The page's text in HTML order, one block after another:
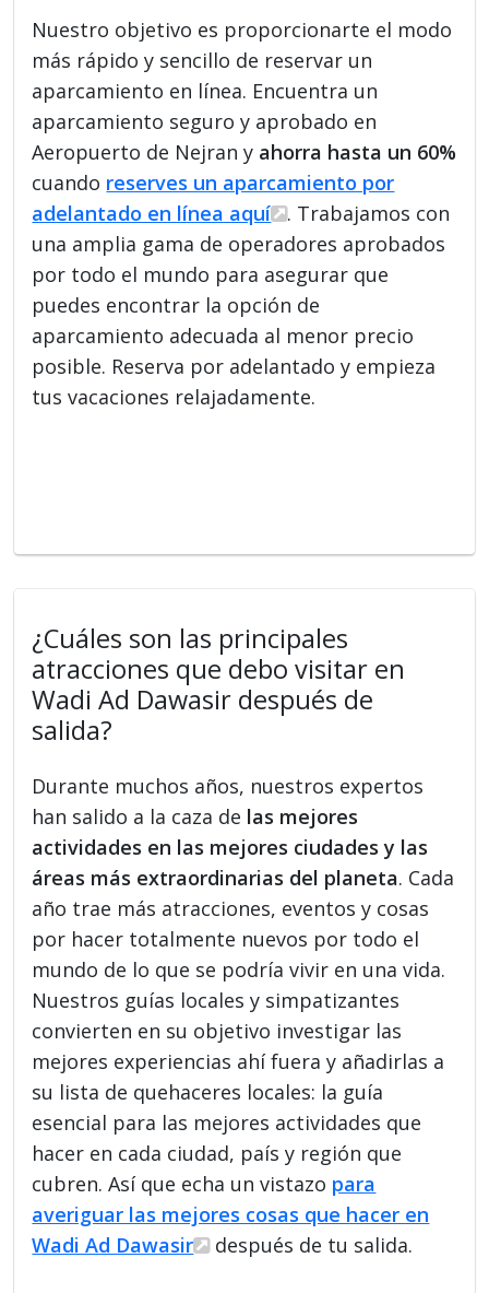
Nuestro objetivo es proporcionarte el modo
más rápido y sencillo de reservar un
aparcamiento en línea. Encuentra un
aparcamiento seguro y aprobado en
Aeropuerto de Nejran y ahorra hasta un 60%
cuando reserves un aparcamiento por
adelantado en línea aquí
. Trabajamos con
una amplia gama de operadores aprobados
por todo el mundo para asegurar que
puedes encontrar la opción de
aparcamiento adecuada al menor precio
posible. Reserva por adelantado y empieza
tus vacaciones relajadamente.
¿Cuáles son las principales
atracciones que debo visitar en
Wadi Ad Dawasir después de
salida?
Durante muchos años, nuestros expertos
han salido a la caza de las mejores
actividades en las mejores ciudades y las
áreas más extraordinarias del planeta. Cada
año trae más atracciones, eventos y cosas
por hacer totalmente nuevos por todo el
mundo de lo que se podría vivir en una vida.
Nuestros guías locales y simpatizantes
convierten en su objetivo investigar las
mejores experiencias ahí fuera y añadirlas a
su lista de quehaceres locales: la guía
esencial para las mejores actividades que
hacer en cada ciudad, país y región que
cubren. Así que echa un vistazo para
averiguar las mejores cosas que hacer en
Wadi Ad Dawasir
después de tu salida.